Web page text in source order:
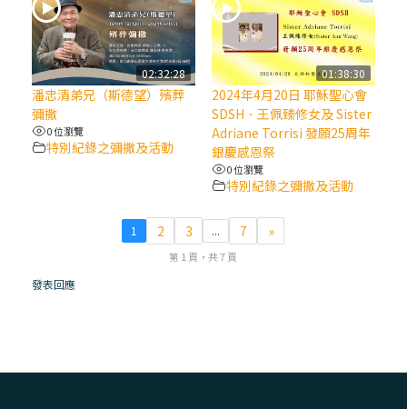
(6)黃敏正主教帶你做【將臨期避靜】—「馬
槽」═「謙卑」
(5)黃敏正主教帶你做【將臨期避靜】—「福
傳」：講耶穌的故事
(4)黃敏正主教帶你做【將臨期避靜】—匝凱
「想看」耶穌，耶穌「走近」匝凱
(3)黃敏正主教帶你做【將臨期避靜】—「轉
念」，吃苦如吃補
(1)黃敏正主教帶你做【將臨期避靜】—「走
02:32:28
潘忠清弟兄（斯德望）殯葬
彌撒
0 位瀏覽
特別紀錄之彌撒及活動
01:38:30
2024年4月20日 耶穌聖心會
SDSH．王佩臻修女及 Sister
Adriane Torrisi 發願25周年
銀慶感恩祭
0 位瀏覽
特別紀錄之彌撒及活動
1 2 3 ... 7 »
第 1 頁，共 7 頁
發表回應